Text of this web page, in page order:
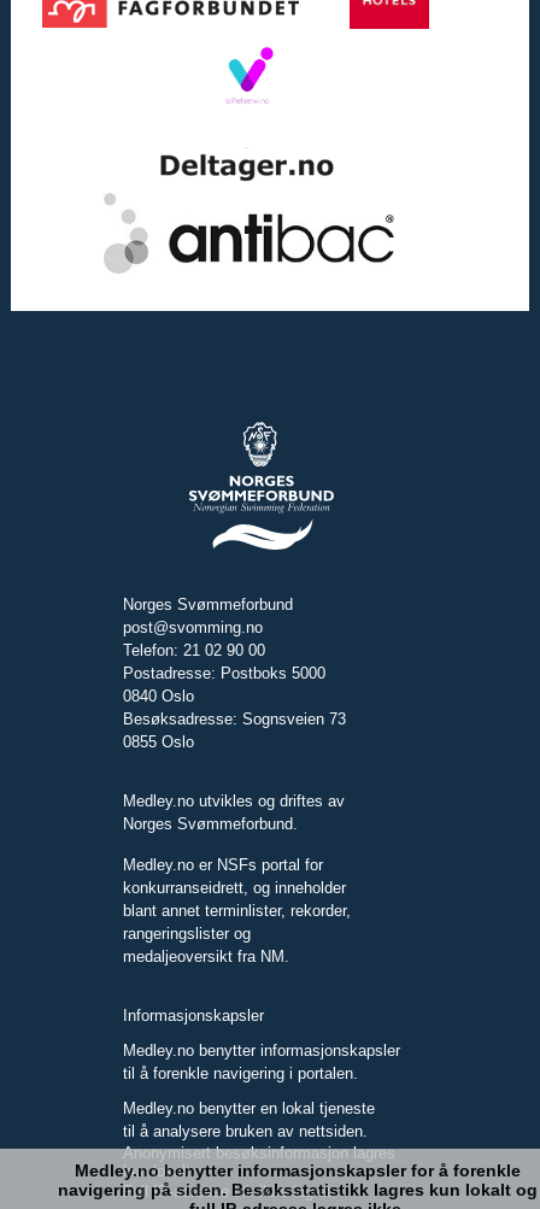
Norges Svømmeforbund
post@svomming.no
Telefon: 21 02 90 00
Postadresse: Postboks 5000
0840 Oslo
Besøksadresse: Sognsveien 73
0855 Oslo
Medley.no utvikles og driftes av
Norges Svømmeforbund.
Medley.no er NSFs portal for
konkurranseidrett, og inneholder
blant annet terminlister, rekorder,
rangeringslister og
medaljeoversikt fra NM.
Informasjonskapsler
Medley.no benytter informasjonskapsler
til å forenkle navigering i portalen.
Medley.no benytter en lokal tjeneste
til å analysere bruken av nettsiden.
Anonymisert besøksinformasjon lagres
kun lokalt.
Full IP-adresse blir ikke lagret.
Medley.no benytter informasjonskapsler for å forenkle
navigering på siden. Besøksstatistikk lagres kun lokalt og